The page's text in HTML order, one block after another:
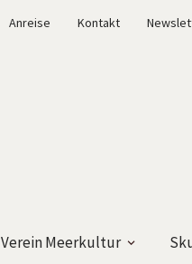
Anreise Kontakt
Verein Meerkultur